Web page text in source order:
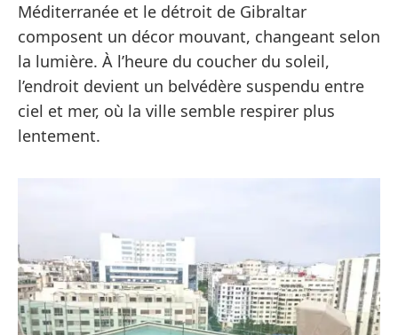
Méditerranée et le détroit de Gibraltar
composent un décor mouvant, changeant selon
la lumière. À l’heure du coucher du soleil,
l’endroit devient un belvédère suspendu entre
ciel et mer, où la ville semble respirer plus
lentement.